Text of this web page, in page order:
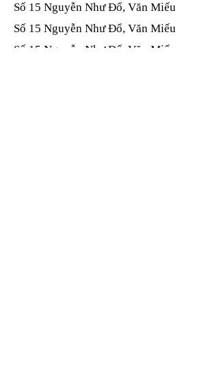
Số 15 Nguyễn Như Đổ, Văn Miếu​​​​
Số 15 Nguyễn Như Đổ, Văn Miếu​​​​
Số 15 Nguyễn Như Đổ, Văn Miếu​​​​